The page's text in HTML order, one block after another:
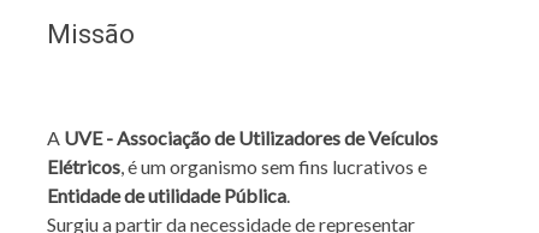
Missão
A UVE - Associação de Utilizadores de Veículos
Elétricos, é um organismo sem fins lucrativos e
Entidade de utilidade Pública.
Surgiu a partir da necessidade de representar